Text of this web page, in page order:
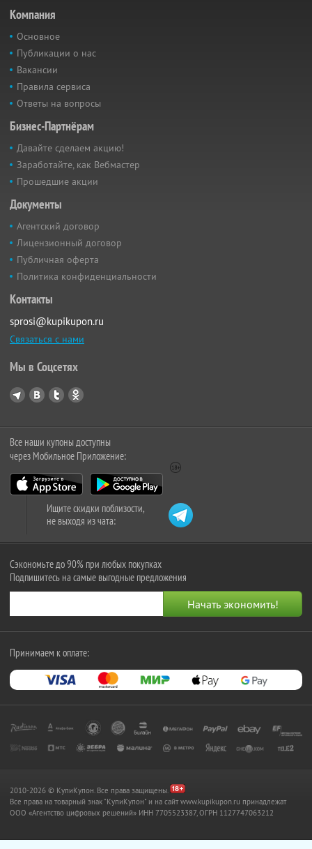
Компания
Основное
Публикации о нас
Вакансии
Правила сервиса
Ответы на вопросы
Бизнес-Партнёрам
Давайте сделаем акцию!
Заработайте, как Вебмастер
Прошедшие акции
Документы
Агентский договор
Лицензионный договор
Публичная оферта
Политика конфиденциальности
Контакты
sprosi@kupikupon.ru
Связаться с нами
Мы в Соцсетях
Все наши купоны доступны
через Мобильное Приложение:
Ищите скидки поблизости,
не выходя из чата:
Сэкономьте до 90% при любых покупках
Подпишитесь на самые выгодные предложения
Принимаем к оплате:
2010-2026 © КупиКупон. Все права защищены.
Все права на товарный знак "КупиКупон" и на сайт www.kupikupon.ru принадлежат
OOO «Агентство цифровых решений» ИНН 7705523387, ОГРН 1127747063212